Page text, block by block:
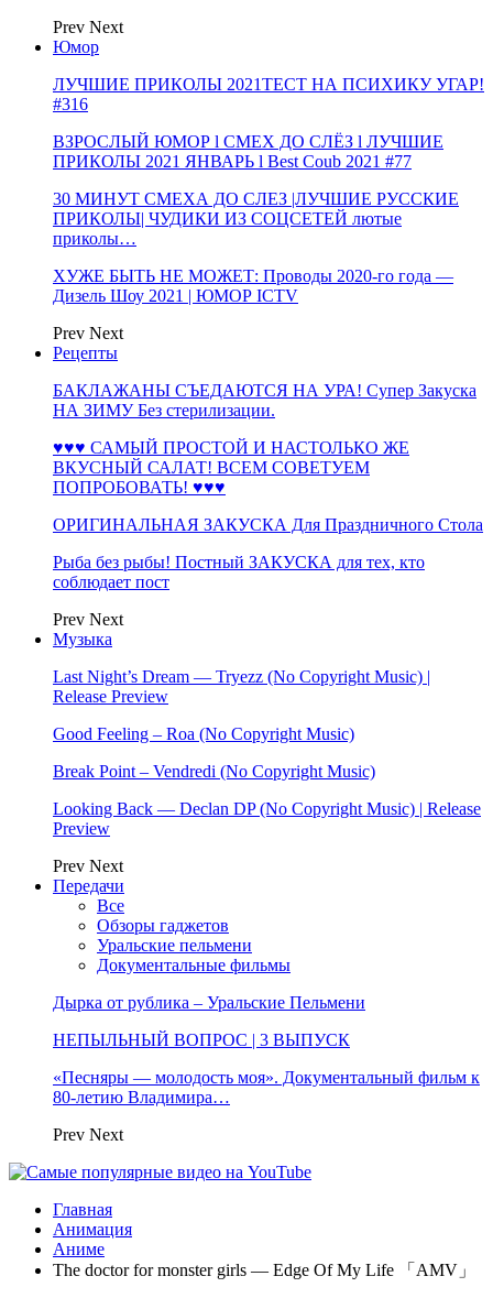
Prev Next
Юмор
ЛУЧШИЕ ПРИКОЛЫ 2021ТЕСТ НА ПСИХИКУ УГАР!
#316
ВЗРОСЛЫЙ ЮМОР l СМЕХ ДО СЛЁЗ l ЛУЧШИЕ
ПРИКОЛЫ 2021 ЯНВАРЬ l Best Coub 2021 #77
30 МИНУТ СМЕХА ДО СЛЕЗ |ЛУЧШИЕ РУССКИЕ
ПРИКОЛЫ| ЧУДИКИ ИЗ СОЦСЕТЕЙ лютые
приколы…
ХУЖЕ БЫТЬ НЕ МОЖЕТ: Проводы 2020-го года —
Дизель Шоу 2021 | ЮМОР ICTV
Prev Next
Рецепты
БАКЛАЖАНЫ СЪЕДАЮТСЯ НА УРА! Супер Закуска
НА ЗИМУ Без стерилизации.
♥♥♥ САМЫЙ ПРОСТОЙ И НАСТОЛЬКО ЖЕ
ВКУСНЫЙ САЛАТ! ВСЕМ СОВЕТУЕМ
ПОПРОБОВАТЬ! ♥♥♥
ОРИГИНАЛЬНАЯ ЗАКУСКА Для Праздничного Стола
Рыба без рыбы! Постный ЗАКУСКА для тех, кто
соблюдает пост
Prev Next
Музыка
Last Night’s Dream — Tryezz (No Copyright Music) |
Release Preview
Good Feeling – Roa (No Copyright Music)
Break Point – Vendredi (No Copyright Music)
Looking Back — Declan DP (No Copyright Music) | Release
Preview
Prev Next
Передачи
Все
Обзоры гаджетов
Уральские пельмени
Документальные фильмы
Дырка от рублика – Уральские Пельмени
НЕПЫЛЬНЫЙ ВОПРОС | 3 ВЫПУСК
«Песняры — молодость моя». Документальный фильм к
80-летию Владимира…
Prev Next
Главная
Анимация
Аниме
The doctor for monster girls — Edge Of My Life 「AMV」